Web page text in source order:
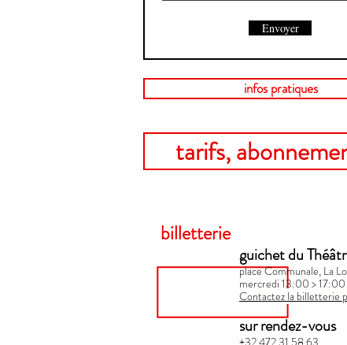
Envoyer
infos pratiques
tarifs,
guichet du
place Communale, La
mercredi 13:00 > 17:00​
Contactez la billetterie
sur rendez-vous
+32 472 31 58 63
billetterie